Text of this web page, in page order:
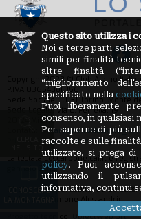
Copyright 2023 © Club Alpino
P.IVA 03654880156
Sede Sociale: 10131 Torino, Monte
Sede Legale: Via E. Petrella, 19
20124 Milano
Privacy Policy-Cookie Policy
La testata Loscarpone.cai.it è
gennaio 2012
Direttore Responsabile: Guido Sassi
Redazione: Simone Alessandrini
ObjectWeb Srl
CONOSCERE
Questo sito utilizza i
Noi e terze parti
simili per finalità
altre finalità
“miglioramento
specificato nella
Puoi liberamente
consenso, in qualsiasi
Per saperne di più
raccolte e sulle
utilizzate, si prega di
policy. Puoi
utilizzando il
informativa, continui